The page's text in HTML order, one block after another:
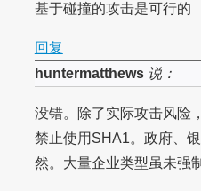
基于碰撞的攻击是可行的
回复
huntermatthews说：
没错。除了实际攻击风险
禁止使用SHA1。政府、
然。大量企业类型虽未强